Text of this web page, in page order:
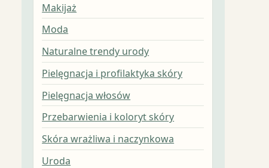
Makijaż
Moda
Naturalne trendy urody
Pielęgnacja i profilaktyka skóry
Pielęgnacja włosów
Przebarwienia i koloryt skóry
Skóra wrażliwa i naczynkowa
Uroda